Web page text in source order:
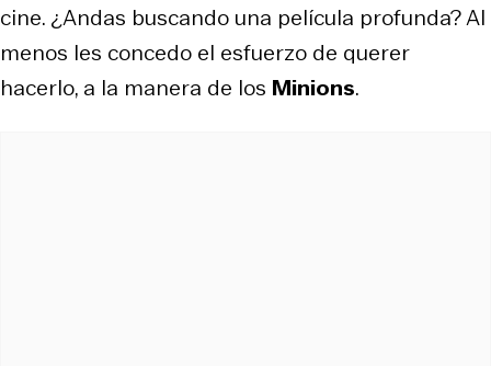
cine. ¿Andas buscando una película profunda? Al
menos les concedo el esfuerzo de querer
hacerlo, a la manera de los Minions.